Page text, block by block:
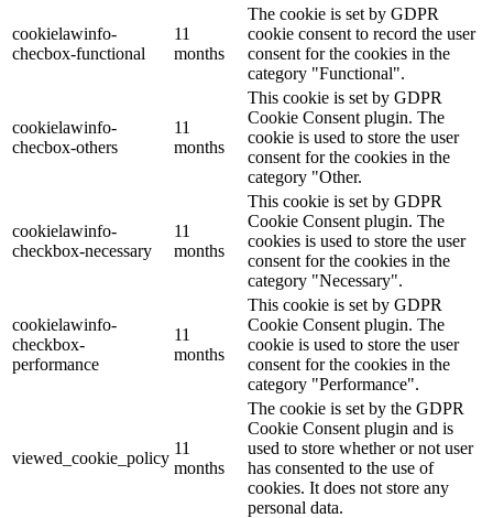
cookielawinfo-
checbox-functional
11
months
The cookie is set by GDPR
cookie consent to record the user
consent for the cookies in the
category "Functional".
cookielawinfo-
checbox-others
11
months
This cookie is set by GDPR
Cookie Consent plugin. The
cookie is used to store the user
consent for the cookies in the
category "Other.
cookielawinfo-
checkbox-necessary
11
months
This cookie is set by GDPR
Cookie Consent plugin. The
cookies is used to store the user
consent for the cookies in the
category "Necessary".
cookielawinfo-
checkbox-
performance
11
months
This cookie is set by GDPR
Cookie Consent plugin. The
cookie is used to store the user
consent for the cookies in the
category "Performance".
viewed_cookie_policy
11
months
The cookie is set by the GDPR
Cookie Consent plugin and is
used to store whether or not user
has consented to the use of
cookies. It does not store any
personal data.